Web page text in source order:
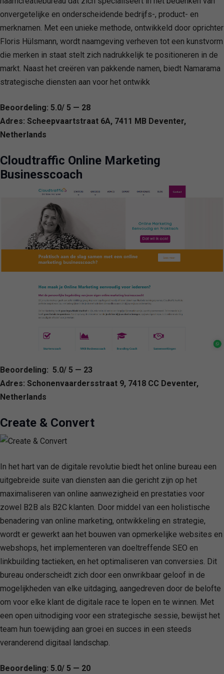
onvergetelijke en onderscheidende bedrijfs-, product- en
merknamen. Met een unieke methode, ontwikkeld door oprichter
Floris Hülsmann, wordt naamgeving verheven tot een kunstvorm
die merken in staat stelt zich nadrukkelijk te positioneren in de
markt. Naast het creëren van pakkende namen, biedt Namarama
strategische diensten aan voor het ontwikk
Beoordeling: 5.0/ 5 — 28
Adres: Scheepvaartstraat 6A, 7411 MB Deventer,
Netherlands
Cloudtraffic Online Marketing
Businesscoach
Beoordeling: 5.0/ 5 — 23
Adres: Schonenvaardersstraat 9, 7418 CC Deventer,
Netherlands
Create & Convert
In het hart van de digitale revolutie biedt het online bureau een
uitgebreide suite van diensten aan die gericht zijn op het
maximaliseren van online aanwezigheid en prestaties voor
zowel B2B als B2C klanten. Door middel van een holistische
benadering van online marketing, ontwikkeling en strategie,
wordt er gewerkt aan het bouwen van opmerkelijke websites en
webshops, het implementeren van doeltreffende SEO en
linkbuilding tactieken, en het optimaliseren van conversies. Dit
bureau onderscheidt zich door een onwrikbaar geloof in de
mogelijkheden van elke uitdaging, aangedreven door de belofte
om voor elke klant de digitale race te lopen en te winnen. Met
een open uitnodiging voor een strategische sessie, bewijst het
team hun toewijding aan groei en succes in een steeds
veranderend digitaal landschap.
Beoordeling: 5.0/ 5 — 20